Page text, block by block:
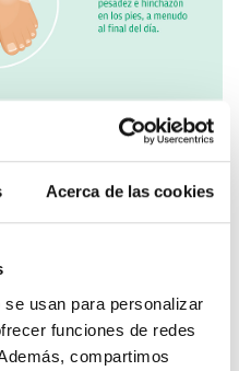
Acerca de las cookies
usan para personalizar
funciones de redes
compartimos